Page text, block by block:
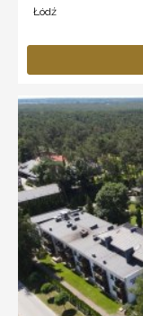
Łódź